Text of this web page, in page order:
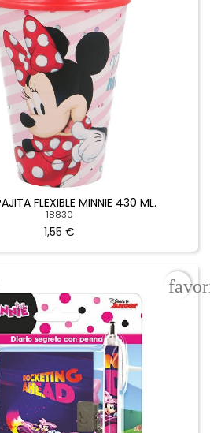
FLEXIBLE MINNIE 430 ML.
18830
1,55 €